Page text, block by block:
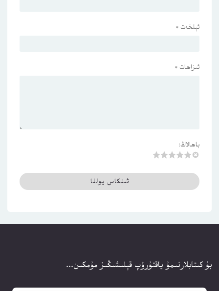
ئېلخەت *
ئىزاھات *
باھالاڭ:
بۇ كىتابلارنىمۇ ياقتۇرۇپ قېلىشىڭىز مۇمكىن...